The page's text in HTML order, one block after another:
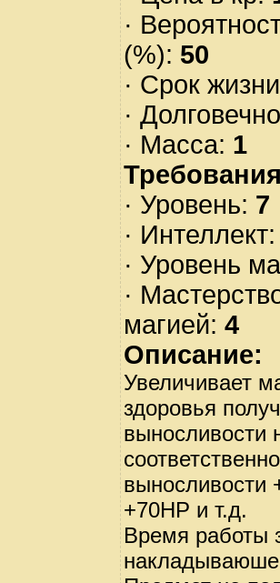
·
(%): 50
· Срок
·
· Масса: 1
· Уровень: 7
·
· Уровень
·
магией: 4
Описание:
Увеличивает
здоровья
выносливости
выносливости
+70HP и т.д.
Время работы